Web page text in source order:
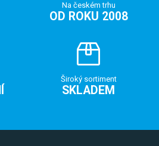
Na českém trhu
OD ROKU 2008
Široký sortiment
SKLADEM